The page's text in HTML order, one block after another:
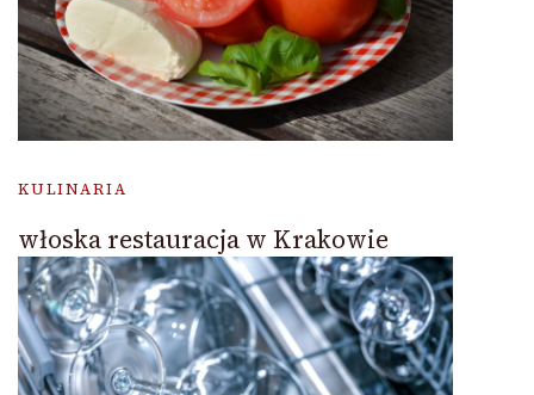
KULINARIA
włoska restauracja w Krakowie